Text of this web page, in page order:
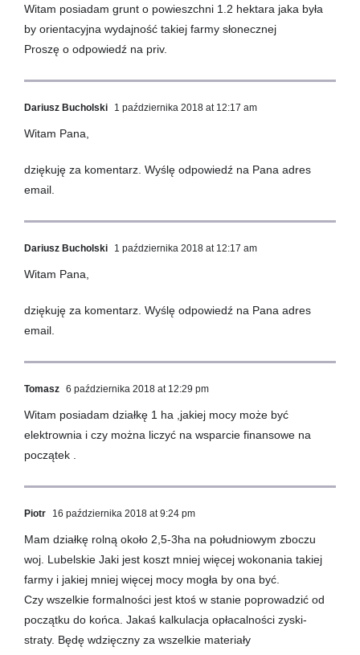
Witam posiadam grunt o powieszchni 1.2 hektara jaka była
by orientacyjna wydajność takiej farmy słonecznej
Proszę o odpowiedź na priv.
Dariusz Bucholski 1 października 2018 at 12:17 am
Witam Pana,
dziękuję za komentarz. Wyślę odpowiedź na Pana adres
email.
Dariusz Bucholski 1 października 2018 at 12:17 am
Witam Pana,
dziękuję za komentarz. Wyślę odpowiedź na Pana adres
email.
Tomasz 6 października 2018 at 12:29 pm
Witam posiadam działkę 1 ha ,jakiej mocy może być
elektrownia i czy można liczyć na wsparcie finansowe na
początek .
Piotr 16 października 2018 at 9:24 pm
Mam działkę rolną około 2,5-3ha na południowym zboczu
woj. Lubelskie Jaki jest koszt mniej więcej wokonania takiej
farmy i jakiej mniej więcej mocy mogła by ona być.
Czy wszelkie formalności jest ktoś w stanie poprowadzić od
początku do końca. Jakaś kalkulacja opłacalności zyski-
straty. Będę wdzięczny za wszelkie materiały